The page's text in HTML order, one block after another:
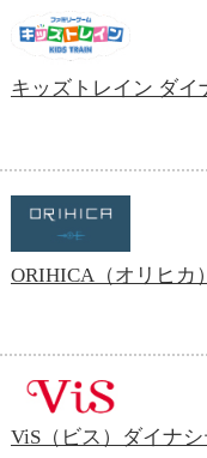
キッズトレイン ダ
ORIHICA（オリヒカ
ViS（ビス）ダイナ